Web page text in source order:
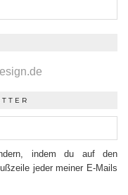
indem du auf den
jeder meiner E-Mails